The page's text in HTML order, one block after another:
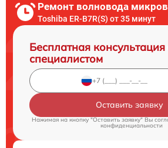
Ремонт волновода
Toshiba ER-B7R(S) от 35 минут
Бесплатная консультация
специалистом
Оставить заявку
Нажимая на кнопку "Оставить заявку" Вы
конфиденциальности